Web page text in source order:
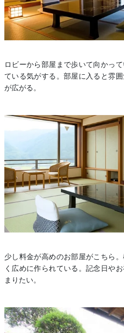
ロビーから部屋まで歩いて向かっ
ている気がする。部屋に入ると雰
が広がる。
少し料金が高めのお部屋がこちら
く広めに作られている。記念日や
まりたい。